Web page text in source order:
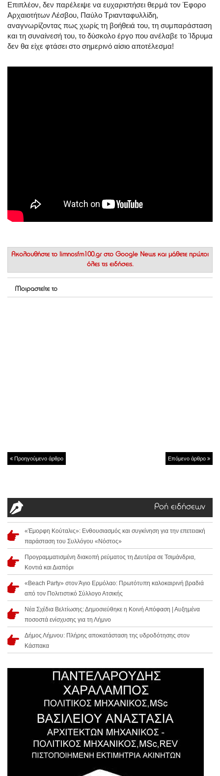
Επιπλέον, δεν παρέλειψε να ευχαριστήσει θερμά τον Έφορο
Αρχαιοτήτων Λέσβου, Παύλο Τριανταφυλλίδη,
αναγνωρίζοντας πως χωρίς τη βοήθειά του, τη συμπαράσταση
και τη συναίνεσή του, το δύσκολο έργο που ανέλαβε το Ίδρυμα
δεν θα είχε φτάσει στο σημερινό αίσιο αποτέλεσμα!
Ακολουθήστε το limnosfm100.gr στο Google News και μάθετε πρώτοι
όλες τις ειδήσεις.
Μοιραστείτε το
Προηγούμενο άρθρο Επόμενο άρθρο
Ροή ειδήσεων
«Έμορφη Κούταλις»: Ενθουσιασμός και συγκίνηση για την επετειακή
παράσταση του Συλλόγου «Νόστος»
Προγραμματισμένη διακοπή ρεύματος τη Δευτέρα σε Τσιμάνδρια,
Κοντιά και Διαπόρι
«Beach Party» στον Άγιο Ερμόλαο: Πρωτότυπη καλοκαιρινή βραδιά
από τον Πολιτιστικό Σύλλογο Ατσικής
Νέα Σχέδια Βελτίωσης: Δημοσιεύθηκε η Κοινή Απόφαση | Αυξημένα
ποσοστά ενίσχυσης για τη Λήμνο
Δήμος Λήμνου: Πλήρης αποκατάσταση της υδροδότησης στον
Κάσπακα